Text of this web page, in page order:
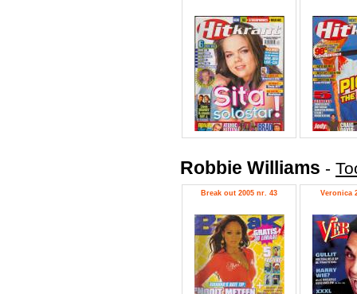
Robbie Williams -
Break out 2005 nr. 43 Veronica